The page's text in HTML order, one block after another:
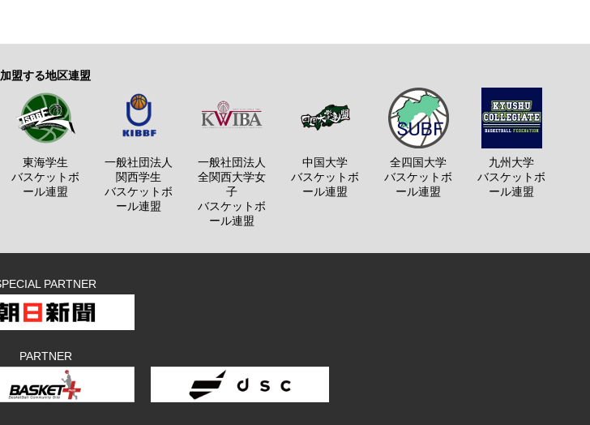
加盟する地区連盟
東海学生
バスケットボ
ール連盟
一般社団法人
関西学生
バスケットボ
ール連盟
一般社団法人
全関西大学女
子
バスケットボ
ール連盟
中国大学
バスケットボ
ール連盟
全四国大学
バスケットボ
ール連盟
九州大学
バスケットボ
ール連盟
PARTNER
PARTNER